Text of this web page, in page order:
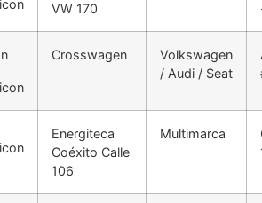
VW 170
Crosswagen
Volkswagen
/ Audi / Seat
Energiteca
Coéxito Calle
106
Multimarca